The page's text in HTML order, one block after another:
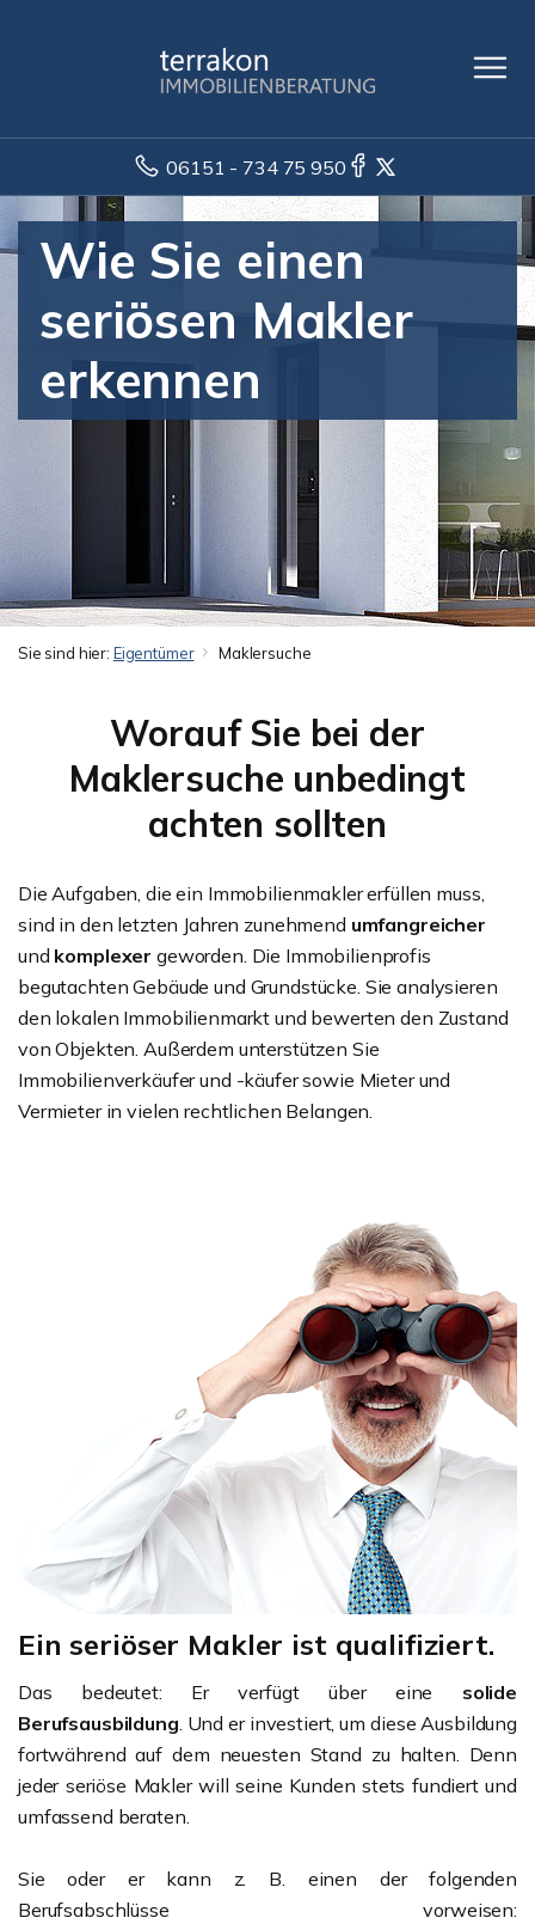
06151 - 734 75 950
Wie Sie einen
seriösen Makler
erkennen
Sie sind hier: Eigentümer Maklersuche
Worauf Sie bei der
Maklersuche unbedingt
achten sollten
Die Aufgaben, die ein Immobilienmakler erfüllen muss,
sind in den letzten Jahren zunehmend umfangreicher
und komplexer geworden. Die Immobilienprofis
begutachten Gebäude und Grundstücke. Sie analysieren
den lokalen Immobilienmarkt und bewerten den Zustand
von Objekten. Außerdem unterstützen Sie
Immobilienverkäufer und -käufer sowie Mieter und
Vermieter in vielen rechtlichen Belangen.
Ein seriöser Makler ist qualifiziert.
Das bedeutet: Er verfügt über eine solide
Berufsausbildung . Und er investiert, um diese Ausbildung
fortwährend auf dem neuesten Stand zu halten. Denn
jeder seriöse Makler will seine Kunden stets fundiert und
umfassend beraten.
Sie oder er kann z. B. einen der folgenden
Berufsabschlüsse vorweisen: